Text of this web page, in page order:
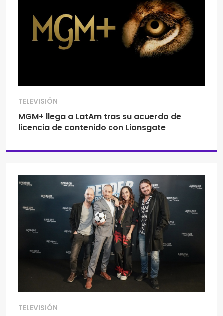
TELEVISIÓN
MGM+ llega a LatAm tras su acuerdo de
licencia de contenido con Lionsgate
TELEVISIÓN